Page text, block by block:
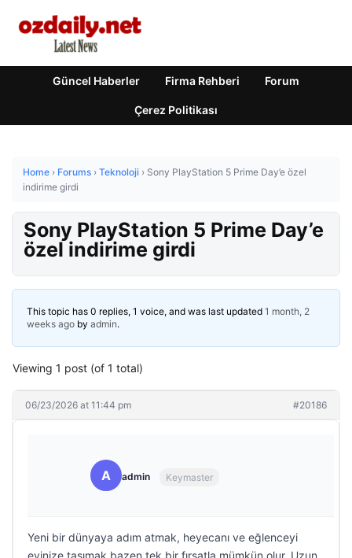
Güncel Haberler Firma Rehberi Forum
Çerez Politikası
Home › Forums › Teknoloji › Sony PlayStation 5 Prime Day’e özel
indirime girdi
Sony PlayStation 5 Prime Day’e
özel indirime girdi
This topic has 0 replies, 1 voice, and was last updated 1 month, 2
weeks ago by admin.
Viewing 1 post (of 1 total)
06/23/2026 at 11:44 pm #20186
A admin Keymaster
Yeni bir dünyaya adım atmak, heyecanı ve eğlenceyi
evinize taşımak bazen tek bir fırsatla mümkün olur. Uzun